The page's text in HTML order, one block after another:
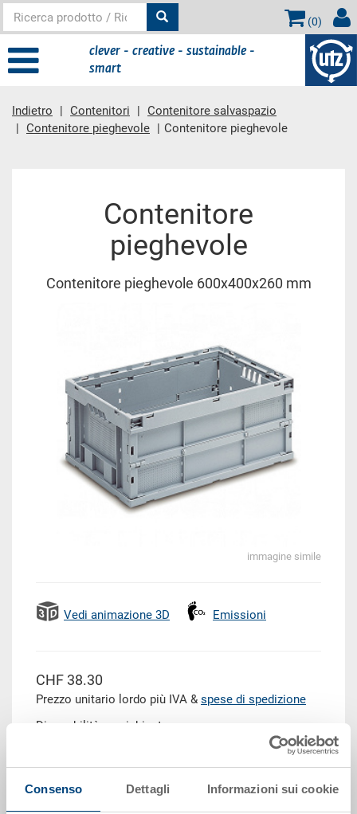
Consenso Dettagli Informazioni sui cookie
(0)
clever - creative - sustainable -
smart
Indietro Contenitori
Contenitore salvaspazio
Contenitore pieghevole
Contenitore pieghevole
Contenitore
pieghevole
Contenitore pieghevole 600x400x260 mm
immagine simile
Vedi animazione 3D Emissioni
CHF 38.30
Prezzo unitario lordo più IVA & spese di spedizione
Disponbilità: su richiesta